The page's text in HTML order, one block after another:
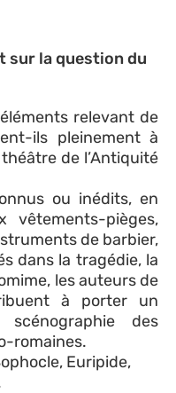
sur la question du
relevant de
ils pleinement à
de l’Antiquité
ou inédits, en
vêtements-pièges,
de barbier,
dans la tragédie, la
les auteurs de
à porter un
des
romaines.
Euripide,